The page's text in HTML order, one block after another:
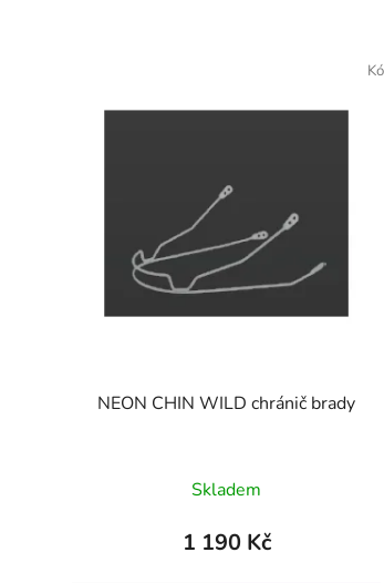
NEON CHIN WILD chránič brady
Skladem
1 190 Kč